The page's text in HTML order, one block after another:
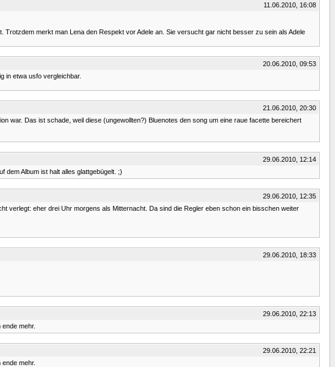
11.06.2010, 16:08
merkt man Lena den Respekt vor Adele an. Sie versucht gar nicht besser zu sein als Adele
20.06.2010, 09:53
in etwa usfo vergleichbar.
21.06.2010, 20:30
war. Das ist schade, weil diese (ungewollten?) Bluenotes den song um eine raue facette bereichert
29.06.2010, 12:14
dem Album ist halt alles glattgebügelt. ;)
29.06.2010, 12:35
verlegt: eher drei Uhr morgens als Mitternacht. Da sind die Regler eben schon ein bisschen weiter
29.06.2010, 18:33
29.06.2010, 22:13
mehr.
29.06.2010, 22:21
mehr.